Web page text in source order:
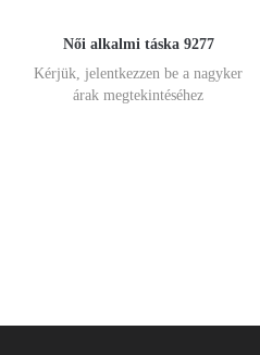
Női alkalmi táska 9277
Kérjük, jelentkezzen be a nagyker
árak megtekintéséhez